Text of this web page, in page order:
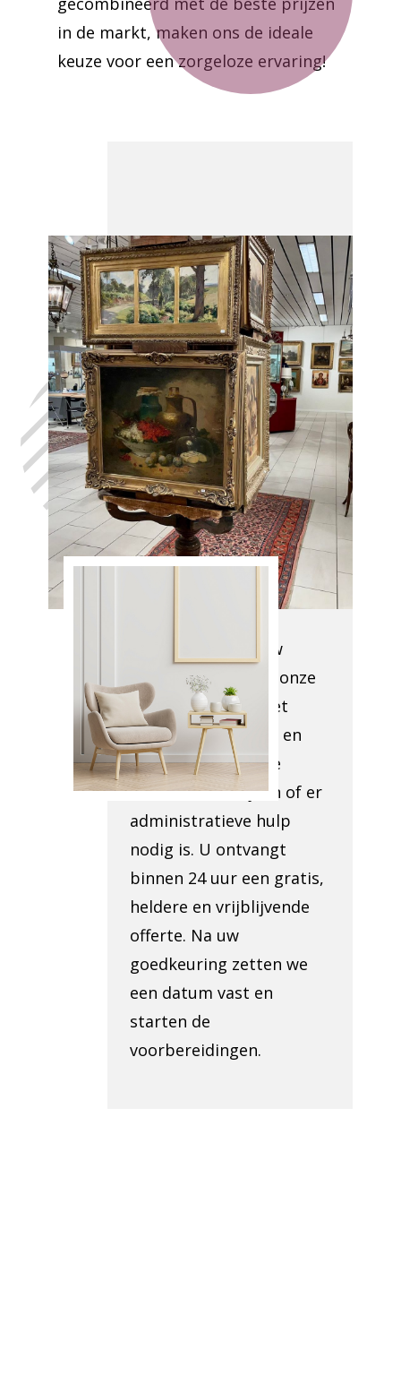
in de markt, maken ons de ideale
keuze voor een zorgeloze ervaring!
Laat uw huis
leegmaken
ANTOING, in
het volste
vertrouwen,
met de hulp
van Antiek
Opkoper
Bij aankomst op uw
locatie beoordelen onze
experts wat er moet
worden opgeruimd en
hoe toegankelijk de
locatie is. We kijken of er
administratieve hulp
nodig is. U ontvangt
binnen 24 uur een gratis,
heldere en vrijblijvende
offerte. Na uw
goedkeuring zetten we
een datum vast en
starten de
voorbereidingen.